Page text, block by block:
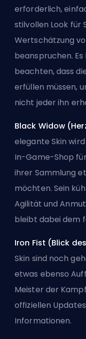
erforderlich,
stilvollen Look für
Wertschätzung
beanspruchen.
beachten, dass
erfüllen müssen,
nicht jeder ihn
Black Widow
elegante Skin
In-Game-Shop
ihrer Sammlung
möchten. Sein
Agilität und
bleibt dabei dem
Iron Fist (Blick
Skin sind noch
etwas ebenso
Meister der
offiziellen
Informationen.